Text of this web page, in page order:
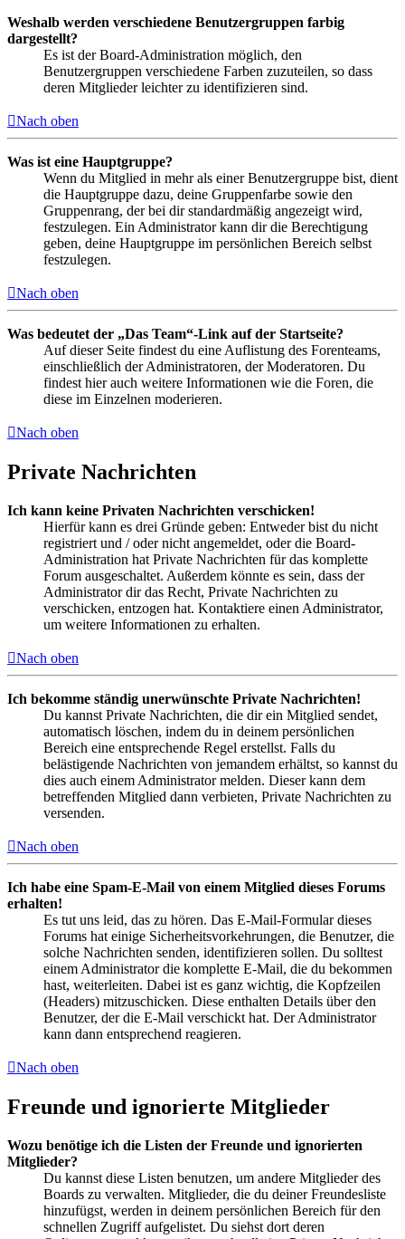
Weshalb werden verschiedene Benutzergruppen farbig
dargestellt?
Es ist der Board-Administration möglich, den
Benutzergruppen verschiedene Farben zuzuteilen, so dass
deren Mitglieder leichter zu identifizieren sind.
Nach oben
Was ist eine Hauptgruppe?
Wenn du Mitglied in mehr als einer Benutzergruppe bist, dient
die Hauptgruppe dazu, deine Gruppenfarbe sowie den
Gruppenrang, der bei dir standardmäßig angezeigt wird,
festzulegen. Ein Administrator kann dir die Berechtigung
geben, deine Hauptgruppe im persönlichen Bereich selbst
festzulegen.
Nach oben
Was bedeutet der „Das Team“-Link auf der Startseite?
Auf dieser Seite findest du eine Auflistung des Forenteams,
einschließlich der Administratoren, der Moderatoren. Du
findest hier auch weitere Informationen wie die Foren, die
diese im Einzelnen moderieren.
Nach oben
Private Nachrichten
Ich kann keine Privaten Nachrichten verschicken!
Hierfür kann es drei Gründe geben: Entweder bist du nicht
registriert und / oder nicht angemeldet, oder die Board-
Administration hat Private Nachrichten für das komplette
Forum ausgeschaltet. Außerdem könnte es sein, dass der
Administrator dir das Recht, Private Nachrichten zu
verschicken, entzogen hat. Kontaktiere einen Administrator,
um weitere Informationen zu erhalten.
Nach oben
Ich bekomme ständig unerwünschte Private Nachrichten!
Du kannst Private Nachrichten, die dir ein Mitglied sendet,
automatisch löschen, indem du in deinem persönlichen
Bereich eine entsprechende Regel erstellst. Falls du
belästigende Nachrichten von jemandem erhältst, so kannst du
dies auch einem Administrator melden. Dieser kann dem
betreffenden Mitglied dann verbieten, Private Nachrichten zu
versenden.
Nach oben
Ich habe eine Spam-E-Mail von einem Mitglied dieses Forums
erhalten!
Es tut uns leid, das zu hören. Das E-Mail-Formular dieses
Forums hat einige Sicherheitsvorkehrungen, die Benutzer, die
solche Nachrichten senden, identifizieren sollen. Du solltest
einem Administrator die komplette E-Mail, die du bekommen
hast, weiterleiten. Dabei ist es ganz wichtig, die Kopfzeilen
(Headers) mitzuschicken. Diese enthalten Details über den
Benutzer, der die E-Mail verschickt hat. Der Administrator
kann dann entsprechend reagieren.
Nach oben
Freunde und ignorierte Mitglieder
Wozu benötige ich die Listen der Freunde und ignorierten
Mitglieder?
Du kannst diese Listen benutzen, um andere Mitglieder des
Boards zu verwalten. Mitglieder, die du deiner Freundesliste
hinzufügst, werden in deinem persönlichen Bereich für den
schnellen Zugriff aufgelistet. Du siehst dort deren